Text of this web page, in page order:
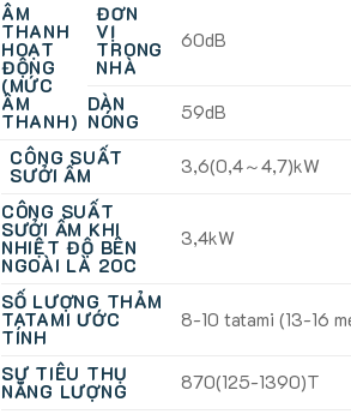
ÂM
THANH
HOẠT
ĐỘNG
(MỨC
ÂM
THANH)
ĐƠN
VỊ
TRONG
NHÀ
60dB
DÀN
NÓNG 59dB
CÔNG SUẤT
SƯỞI ẤM
3,6(0,4～4,7)kW
CÔNG SUẤT
SƯỞI ẤM KHI
NHIỆT ĐỘ BÊN
NGOÀI LÀ 2OC
3,4kW
SỐ LƯỢNG THẢM
TATAMI ƯỚC
TÍNH
8-10 tatami (13-16
SỰ TIÊU THỤ
NĂNG LƯỢNG
870(125-1390)T